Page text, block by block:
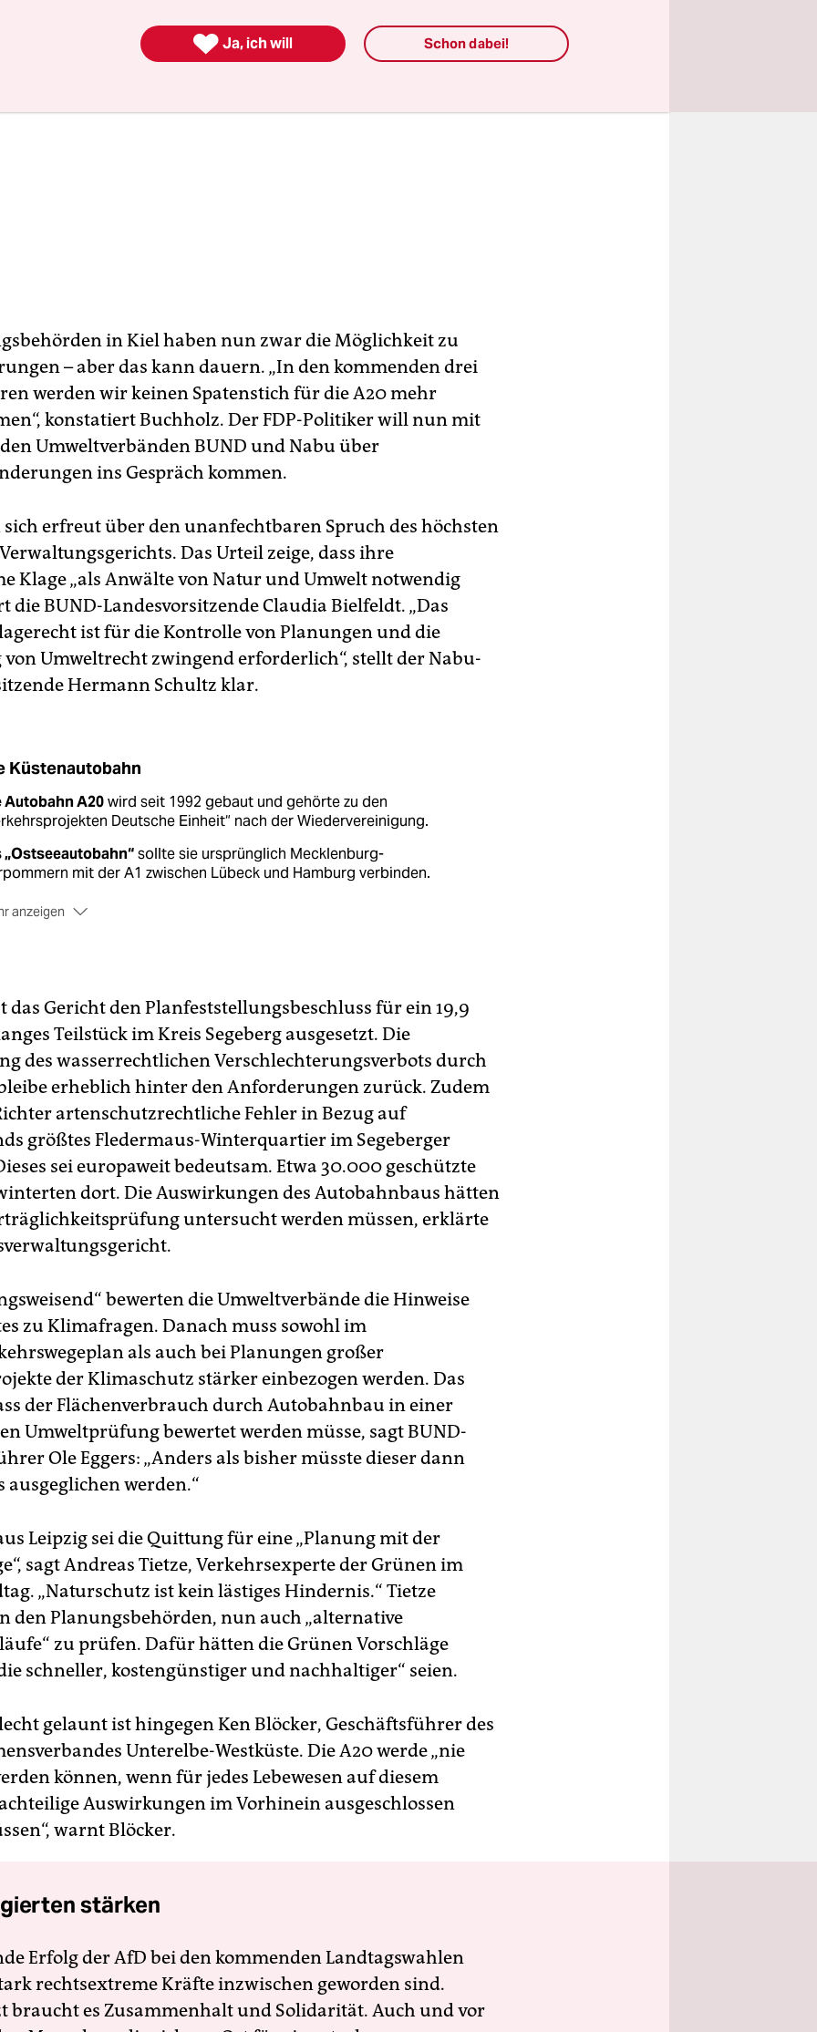
in Kiel haben nun zwar die Möglichkeit zu
– aber das kann dauern. „In den kommenden drei
werden wir keinen Spatenstich für die A20 mehr
konstatiert Buchholz. Der FDP-Politiker will nun mit
Umweltverbänden BUND und Nabu über
ins Gespräch kommen.
sich erfreut über den unanfechtbaren Spruch des höchsten
Das Urteil zeige, dass ihre
Klage „als Anwälte von Natur und Umwelt notwendig
die BUND-Landesvorsitzende Claudia Bielfeldt. „Das
ist für die Kontrolle von Planungen und die
Umweltrecht zwingend erforderlich“, stellt der Nabu-
Hermann Schultz klar.
Küstenautobahn
Autobahn A20wird seit 1992 gebaut und gehörte zu den
Deutsche Einheit“ nach der Wiedervereinigung.
„Ostseeautobahn“sollte sie ursprünglich Mecklenburg-
mit der A1 zwischen Lübeck und Hamburg verbinden.
anzeigen
durch das nordwestliche Niedersachsen samt
bis zur A28 bei Westerstede.
Gesamtlängesoll 541 Kilometer betragen, davon sind 345
vom Kreuz Uckermark kurz vor der polnischen Grenze bis
östlich von Bad Segeberg bereits realisiert.
das Gericht den Planfeststellungsbeschluss für ein 19,9
Teilstück im Kreis Segeberg ausgesetzt. Die
des wasserrechtlichen Verschlechterungsverbots durch
erheblich hinter den Anforderungen zurück. Zudem
artenschutzrechtliche Fehler in Bezug auf
größtes Fledermaus-Winterquartier im Segeberger
sei europaweit bedeutsam. Etwa 30.000 geschützte
dort. Die Auswirkungen des Autobahnbaus hätten
untersucht werden müssen, erklärte
bewerten die Umweltverbände die Hinweise
zu Klimafragen. Danach muss sowohl im
als auch bei Planungen großer
der Klimaschutz stärker einbezogen werden. Das
der Flächenverbrauch durch Autobahnbau in einer
Umweltprüfung bewertet werden müsse, sagt BUND-
Ole Eggers: „Anders als bisher müsste dieser dann
ausgeglichen werden.“
Leipzig sei die Quittung für eine „Planung mit der
sagt Andreas Tietze, Verkehrsexperte der Grünen im
„Naturschutz ist kein lästiges Hindernis.“ Tietze
den Planungsbehörden, nun auch „alternative
zu prüfen. Dafür hätten die Grünen Vorschläge
schneller, kostengünstiger und nachhaltiger“ seien.
gelaunt ist hingegen Ken Blöcker, Geschäftsführer des
Unterelbe-Westküste. Die A20 werde „nie
können, wenn für jedes Lebewesen auf diesem
Auswirkungen im Vorhinein ausgeschlossen
warnt Blöcker.
stärken
Erfolg der AfD bei den kommenden Landtagswahlen
rechtsextreme Kräfte inzwischen geworden sind.
braucht es Zusammenhalt und Solidarität. Auch und vor
 Ja, ich will Schon dabei!